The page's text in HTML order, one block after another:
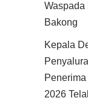
Waspada
Bakong
Kepala
2026